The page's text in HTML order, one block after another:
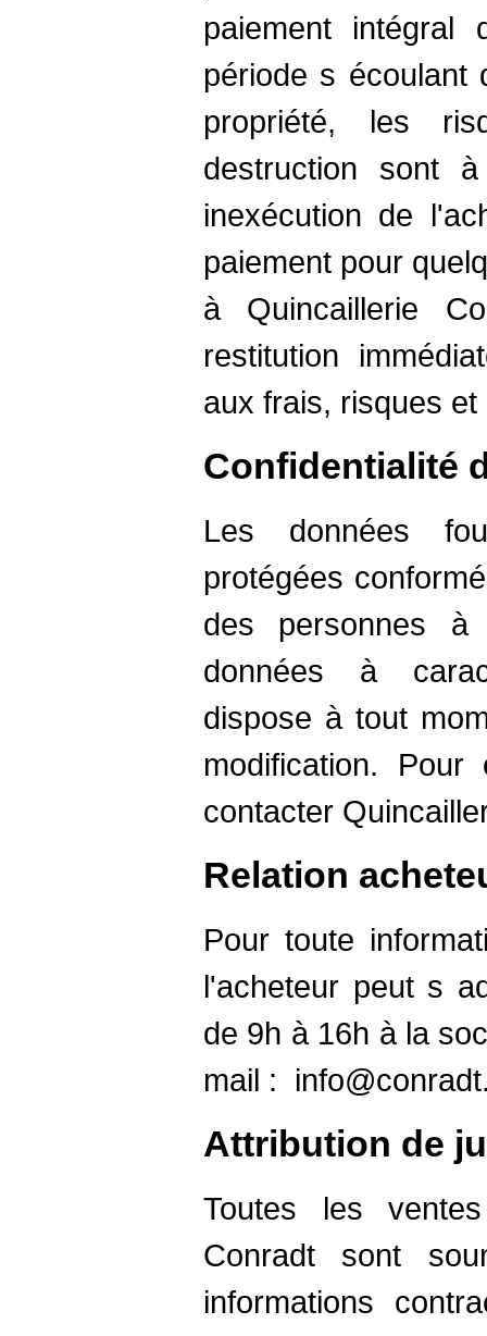
paiement intégral
période s écoulant
propriété, les
destruction sont
inexécution de
paiement pour
à Quincaillerie
restitution
aux frais, risques
Confidentialité
Les données
protégées
des personnes
données à
dispose à tout
modification.
contacter
Relation
Pour toute
l'acheteur peut s
de 9h à 16h à la
mail :
Attribution de
Toutes les
Conradt sont
informations